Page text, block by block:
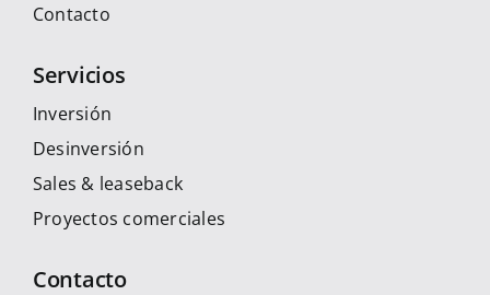
Contacto
Servicios
Inversión
Desinversión
Sales & leaseback
Proyectos comerciales
Contacto